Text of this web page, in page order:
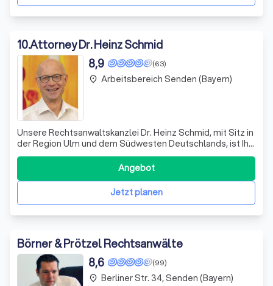
10.Attorney Dr. Heinz Schmid
(63)
8,9
Unsere Rechtsanwaltskanzlei Dr. Heinz Schmid, mit Sitz in
der Region Ulm und dem Südwesten Deutschlands, ist Ihr
kompetenter Partner in den Bereichen Arbeitsrecht,
Vertragsrecht, KFZ-Vertragsrecht und
Baumaschinenrecht. Mit jahrelanger Expertise und
fundiertem Fachwissen stehen wir Ihnen zur Seite u
Jetzt planen
Angebot
place Arbeitsbereich Senden (Bayern)
Börner & Prötzel Rechtsanwälte
(99)
8,6
place Berliner Str. 34, Senden (Bayern)